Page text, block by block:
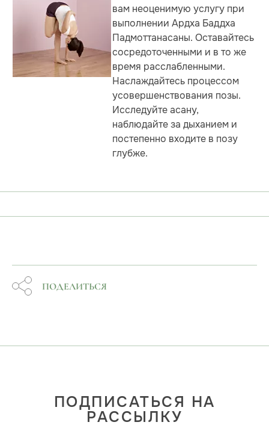
вам неоценимую услугу при
выполнении Ардха Баддха
Падмоттанасаны. Оставайтесь
сосредоточенными и в то же
время расслабленными.
Наслаждайтесь процессом
усовершенствования позы.
Исследуйте асану,
наблюдайте за дыханием и
постепенно входите в позу
глубже.
ПОДЕЛИТЬСЯ
ПОДПИСАТЬСЯ НА
РАССЫЛКУ